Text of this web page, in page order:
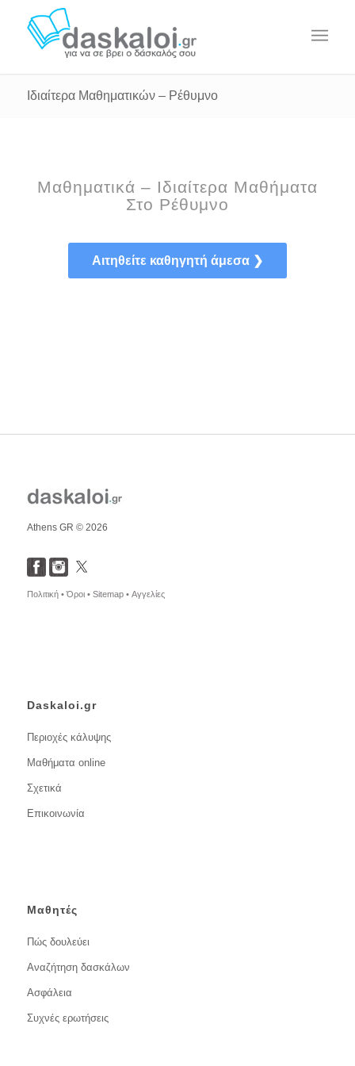
Ιδιαίτερα Μαθηματικών – Ρέθυμνο
Μαθηματικά – Ιδιαίτερα Μαθήματα
Στο Ρέθυμνο
Αιτηθείτε καθηγητή άμεσα ❯
Athens GR © 2026
Πολιτική •Όροι • Sitemap • Αγγελίες
Daskaloi.gr
Περιοχές κάλυψης
Μαθήματα online
Σχετικά
Επικοινωνία
Μαθητές
Πώς δουλεύει
Αναζήτηση δασκάλων
Ασφάλεια
Συχνές ερωτήσεις